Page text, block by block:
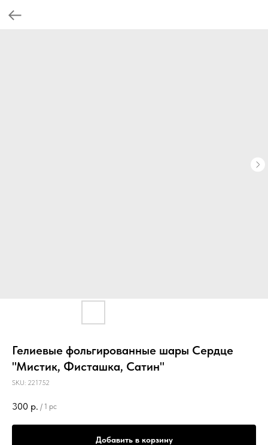
Гелиевые фольгированные шары Сердце
"Мистик, Фисташка, Сатин"
SKU: 221752
300 р. / 1 pc
Добавить в корзину